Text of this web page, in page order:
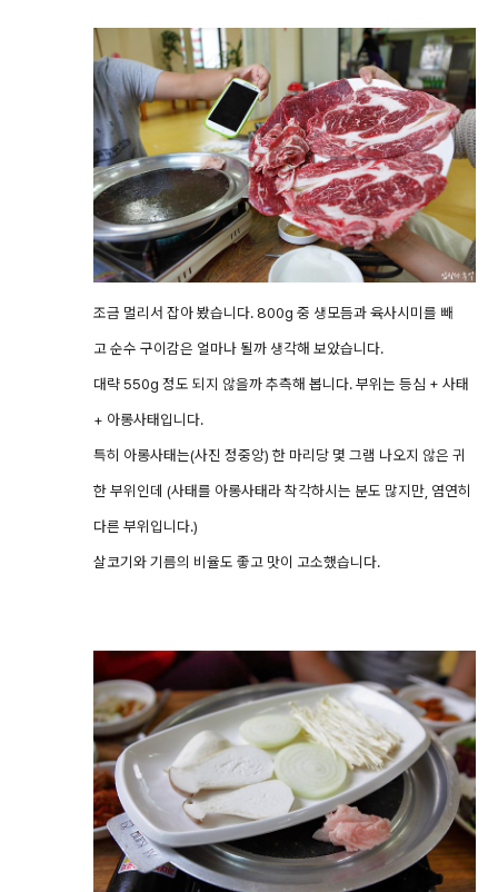
조금 멀리서 잡아 봤습니다. 800g 중 생모듬과 육사시미를 빼
고 순수 구이감은 얼마나 될까 생각해 보았습니다.
대략 550g 정도 되지 않을까 추측해 봅니다. 부위는 등심 + 사태
+ 아롱사태입니다.
특히 아롱사태는(사진 정중앙) 한 마리당 몇 그램 나오지 않은 귀
한 부위인데 (사태를 아롱사태라 착각하시는 분도 많지만, 염연히
다른 부위입니다.)
살코기와 기름의 비율도 좋고 맛이 고소했습니다.